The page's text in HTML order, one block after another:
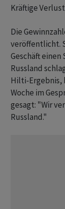
Kräftige
Die
veröffentlicht.
Geschäft
Russland
Hilti-Ergebnis,
Woche im
gesagt: "Wir
Russland."